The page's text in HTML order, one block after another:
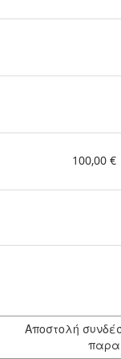
100,00 €
Αποστολή